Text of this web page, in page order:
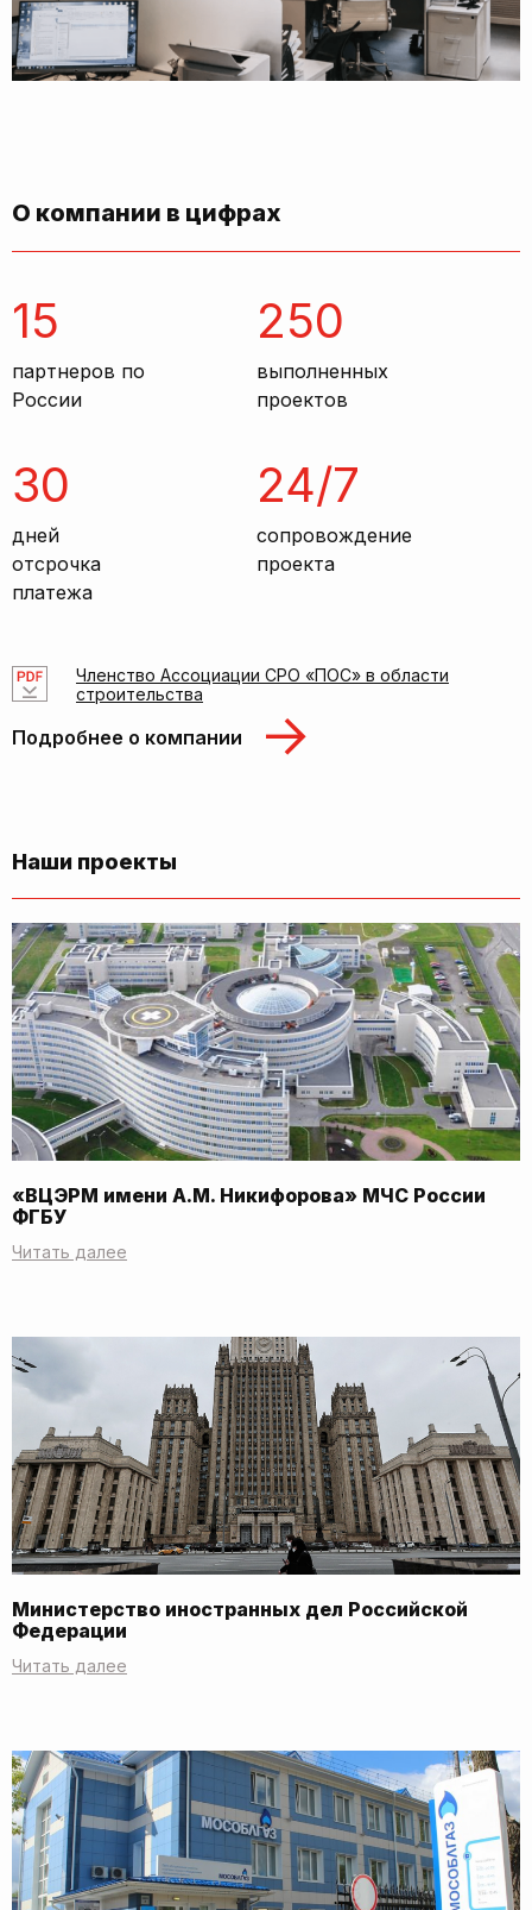
О компании в цифрах
15
партнеров по
России
250
выполненных
проектов
30
дней
отсрочка
платежа
24/7
сопровождение
проекта
Членство Ассоциации СРО «ПОС» в области
строительства
Подробнее о компании
Наши проекты
«ВЦЭРМ имени А.М. Никифорова» МЧС России
ФГБУ
Читать далее
Министерство иностранных дел Российской
Федерации
Читать далее